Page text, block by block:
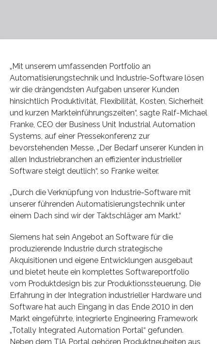
„Mit unserem umfassenden Portfolio an
Automatisierungstechnik und Industrie-Software lösen
wir die drängendsten Aufgaben unserer Kunden
hinsichtlich Produktivität, Flexibilität, Kosten, Sicherheit
und kurzen Markteinführungszeiten“, sagte Ralf-Michael
Franke, CEO der Business Unit Industrial Automation
Systems, auf einer Pressekonferenz zur
bevorstehenden Messe. „Der Bedarf unserer Kunden in
allen Industriebranchen an effizienter industrieller
Software steigt deutlich“, so Franke weiter.
„Durch die Verknüpfung von Industrie-Software mit
unserer führenden Automatisierungstechnik unter
einem Dach sind wir der Taktschläger am Markt.“
Siemens hat sein Angebot an Software für die
produzierende Industrie durch strategische
Akquisitionen und eigene Entwicklungen ausgebaut
und bietet heute ein komplettes Softwareportfolio
vom Produktdesign bis zur Produktionssteuerung. Die
Erfahrung in der Integration industrieller Hardware und
Software hat auch Eingang in das Ende 2010 in den
Markt eingeführte, integrierte Engineering Framework
„Totally Integrated Automation Portal“ gefunden.
Neben dem TIA Portal gehören Produktneuheiten aus